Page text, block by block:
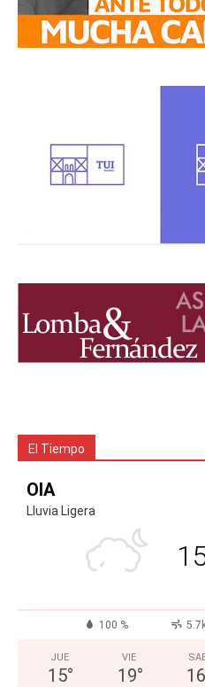
El Tiempo
OIA
Lluvia Ligera
100 %
JUE
15°
VIE
19° 16